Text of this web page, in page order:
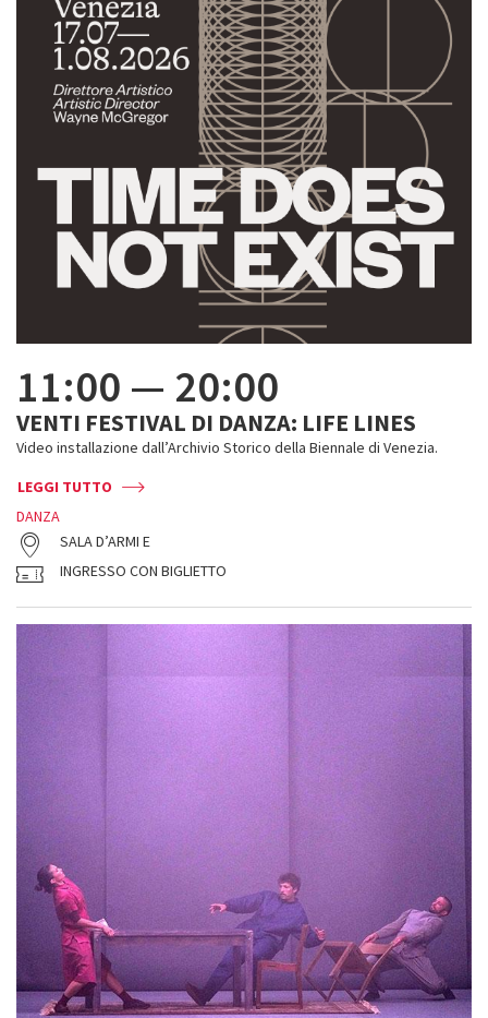
11:00 — 20:00
VENTI FESTIVAL DI DANZA: LIFE LINES
Video installazione dall’Archivio Storico della Biennale di Venezia.
LEGGI TUTTO
DANZA
SALA D’ARMI E
INGRESSO CON BIGLIETTO